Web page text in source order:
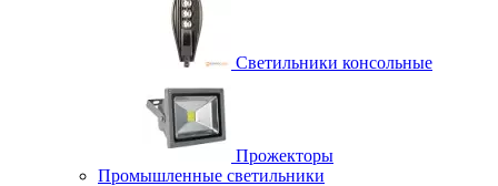
Светильники консольные
Прожекторы
Промышленные светильники